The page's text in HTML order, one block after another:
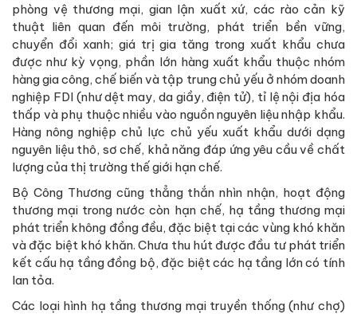
phòng vệ thương mại, gian lận xuất xứ, các rào cản kỹ
thuật liên quan đến môi trường, phát triển bền vững,
chuyển đổi xanh; giá trị gia tăng trong xuất khẩu chưa
được như kỳ vọng, phần lớn hàng xuất khẩu thuộc nhóm
hàng gia công, chế biến và tập trung chủ yếu ở nhóm doanh
nghiệp FDI (như dệt may, da giầy, điện tử), tỉ lệ nội địa hóa
thấp và phụ thuộc nhiều vào nguồn nguyên liệu nhập khẩu.
Hàng nông nghiệp chủ lực chủ yếu xuất khẩu dưới dạng
nguyên liệu thô, sơ chế, khả năng đáp ứng yêu cầu về chất
lượng của thị trường thế giới hạn chế.
Bộ Công Thương cũng thẳng thắn nhìn nhận, hoạt động
thương mại trong nước còn hạn chế, hạ tầng thương mại
phát triển không đồng đều, đặc biệt tại các vùng khó khăn
và đặc biệt khó khăn. Chưa thu hút được đầu tư phát triển
kết cấu hạ tầng đồng bộ, đặc biệt các hạ tầng lớn có tính
lan tỏa.
Các loại hình hạ tầng thương mại truyền thống (như chợ)